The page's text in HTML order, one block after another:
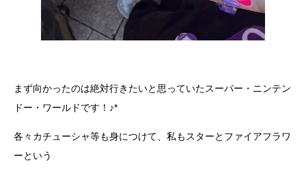
まず向かったのは絶対行きたいと思っていたスーパー・ニンテン
ドー・ワールドです！♪*
各々カチューシャ等も身につけて、私もスターとファイアフラワ
ーという